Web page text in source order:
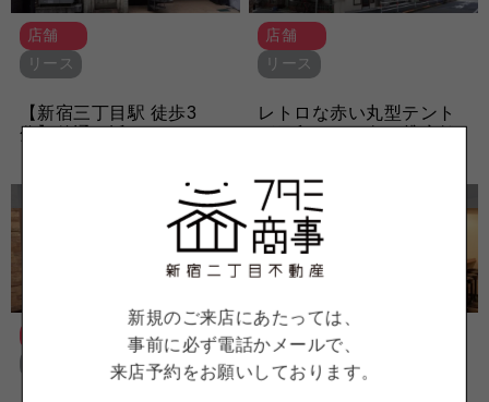
店舗
リース
【新宿三丁目駅 徒歩3
分】仲通り近くのフタミ
店舗
リース
レトロな赤い丸型テント
が目印～バー向け貸店舗
FULL
店舗
リース
新規のご来店にあたっては、
事前に必ず電話かメールで、
来店予約をお願いしております。